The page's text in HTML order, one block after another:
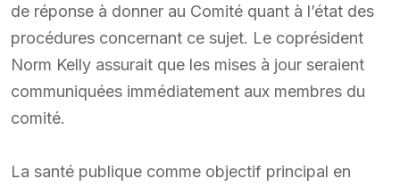
de réponse à donner au Comité quant à l’état des
procédures concernant ce sujet. Le coprésident
Norm Kelly assurait que les mises à jour seraient
communiquées immédiatement aux membres du
comité.
La santé publique comme objectif principal en